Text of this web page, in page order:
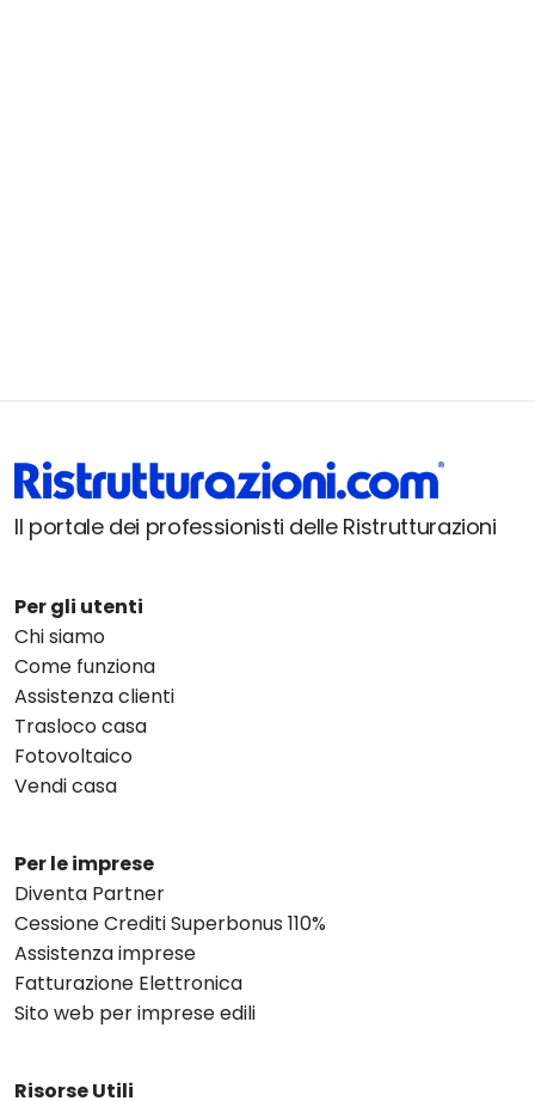
Il portale dei professionisti delle Ristrutturazioni
Per gli utenti
Chi siamo
Come funziona
Assistenza clienti
Trasloco casa
Fotovoltaico
Vendi casa
Per le imprese
Diventa Partner
Cessione Crediti Superbonus 110%
Assistenza imprese
Fatturazione Elettronica
Sito web per imprese edili
Risorse Utili